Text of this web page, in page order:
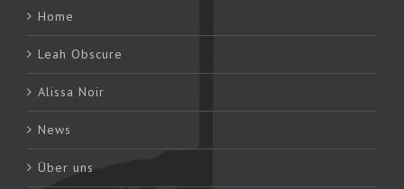
Home
Leah Obscure
Alissa Noir
News
Über uns